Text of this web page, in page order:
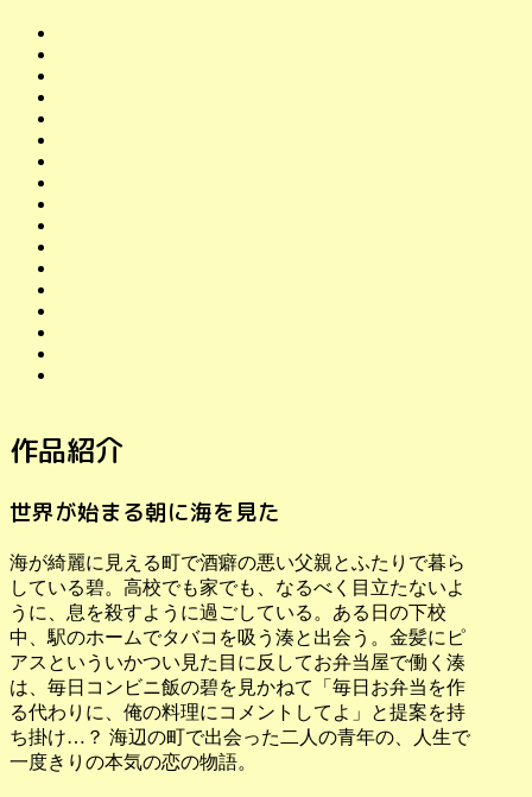
作品紹介
世界が始まる朝に海を見た
海が綺麗に見える町で酒癖の悪い父親とふたりで暮ら
している碧。高校でも家でも、なるべく目立たないよ
うに、息を殺すように過ごしている。ある日の下校
中、駅のホームでタバコを吸う湊と出会う。金髪にピ
アスといういかつい見た目に反してお弁当屋で働く湊
は、毎日コンビニ飯の碧を見かねて「毎日お弁当を作
る代わりに、俺の料理にコメントしてよ」と提案を持
ち掛け…？ 海辺の町で出会った二人の青年の、人生で
一度きりの本気の恋の物語。